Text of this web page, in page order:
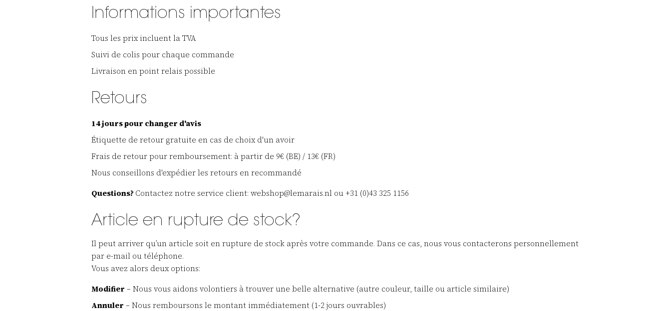
Informations importantes
Tous les prix incluent la TVA
Suivi de colis pour chaque commande
Livraison en point relais possible
Retours
14 jours pour changer d'avis
Étiquette de retour gratuite en cas de choix d'un avoir
Frais de retour pour remboursement: à partir de 9€ (BE) / 13€ (FR)
Nous conseillons d'expédier les retours en recommandé
Questions? Contactez notre service client: webshop@lemarais.nl ou +31 (0)43 325 1156
Article en rupture de stock?
Il peut arriver qu’un article soit en rupture de stock après votre commande. Dans ce cas, nous vous contacterons personnellement
par e-mail ou téléphone.
Vous avez alors deux options:
Modifier – Nous vous aidons volontiers à trouver une belle alternative (autre couleur, taille ou article similaire)
Annuler – Nous remboursons le montant immédiatement (1-2 jours ouvrables)